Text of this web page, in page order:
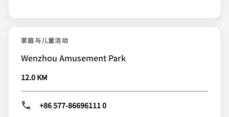
家庭与儿童活动
Wenzhou Amusement Park
12.0 KM
+86 577-86696111 0